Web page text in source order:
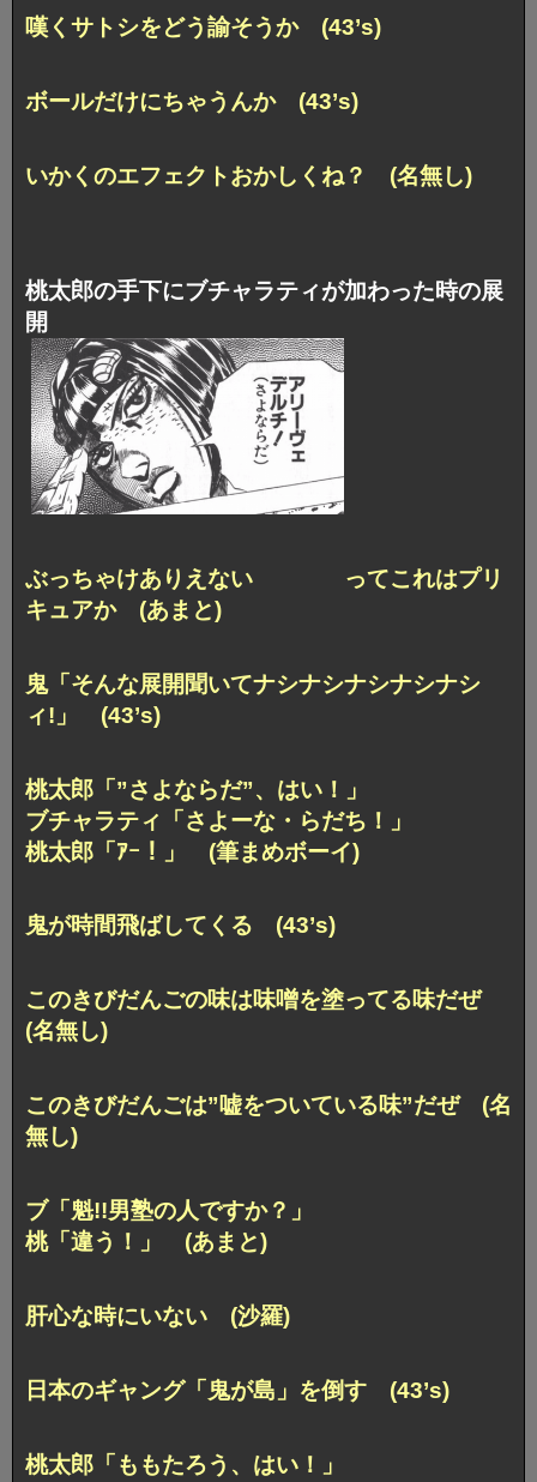
嘆くサトシをどう諭そうか (43’s)
ボールだけにちゃうんか (43’s)
いかくのエフェクトおかしくね？ (名無し)
桃太郎の手下にブチャラティが加わった時の展
開
ぶっちゃけありえない ってこれはプリ
キュアか (あまと)
鬼「そんな展開聞いてナシナシナシナシナシ
ィ!」 (43’s)
桃太郎「”さよならだ”、はい！」
ブチャラティ「さよーな・らだち！」
桃太郎「ｱｰ！」 (筆まめボーイ)
鬼が時間飛ばしてくる (43’s)
このきびだんごの味は味噌を塗ってる味だぜ
(名無し)
このきびだんごは”嘘をついている味”だぜ (名
無し)
ブ「魁!!男塾の人ですか？」
桃「違う！」 (あまと)
肝心な時にいない (沙羅)
日本のギャング「鬼が島」を倒す (43’s)
桃太郎「ももたろう、はい！」